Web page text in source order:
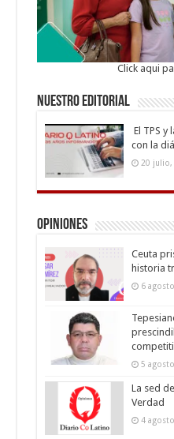
Click aqui
Nuestro Editorial
El TPS
con la
20 julio,
Opiniones
Ceuta
historia
6
5
La sed
Verdad
4